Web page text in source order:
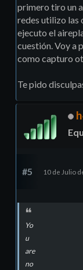
primero tiro un
redes utilizo las
ejecuto el
cuestión. Voy a
como capturo
Te pido
#5 10 de Julio
Yo
u
are
no